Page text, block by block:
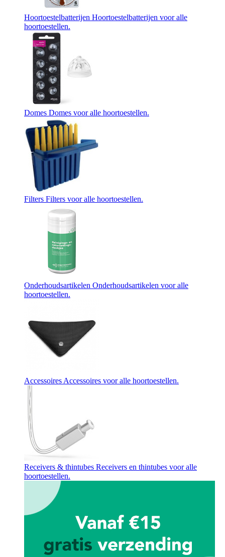
Hoortoestelbatterijen Hoortoestelbatterijen voor alle
hoortoestellen.
Domes Domes voor alle hoortoestellen.
Filters Filters voor alle hoortoestellen.
Onderhoudsartikelen Onderhoudsartikelen voor alle
hoortoestellen.
Accessoires Accessoires voor alle hoortoestellen.
Receivers & thintubes Receivers en thintubes voor alle
hoortoestellen.